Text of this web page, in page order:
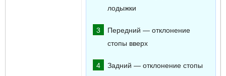
лодыжки
Передний — отклонение
стопы вверх
Задний — отклонение стопы